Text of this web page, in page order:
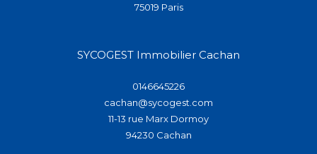
75019
paris
SYCOGEST Immobilier Cachan
0146645226
cachan@sycogest.com
11-13 rue Marx Dormoy
94230
cachan